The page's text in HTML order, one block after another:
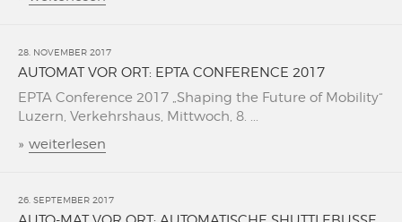
28. NOVEMBER 2017
AUTOMAT VOR ORT: EPTA CONFERENCE 2017
EPTA Conference 2017 „Shaping the Future of Mobility“
Luzern, Verkehrshaus, Mittwoch, 8. ...
» weiterlesen
26. SEPTEMBER 2017